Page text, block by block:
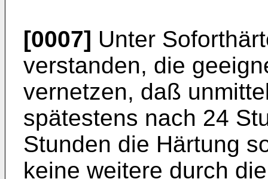
[0007] Unter
verstanden, die
vernetzen, daß
spätestens nach 24
Stunden die Härtung
keine weitere durch